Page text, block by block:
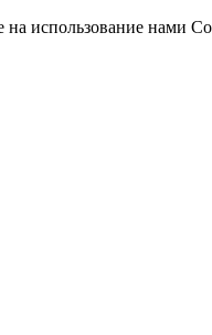
использование нами